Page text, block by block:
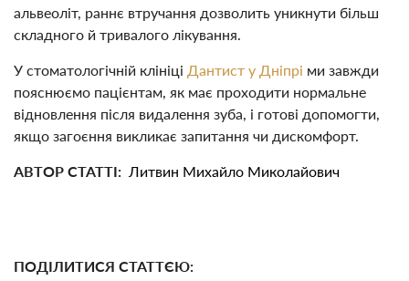
альвеоліт, раннє втручання дозволить уникнути більш
складного й тривалого лікування.
У стоматологічній клініці Дантист у Дніпрі ми завжди
пояснюємо пацієнтам, як має проходити нормальне
відновлення після видалення зуба, і готові допомогти,
якщо загоєння викликає запитання чи дискомфорт.
АВТОР СТАТТІ: Литвин Михайло Миколайович
ПОДІЛИТИСЯ СТАТТЄЮ: